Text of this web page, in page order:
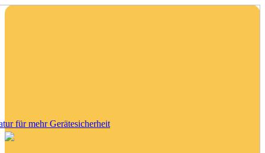
für mehr Gerätesicherheit